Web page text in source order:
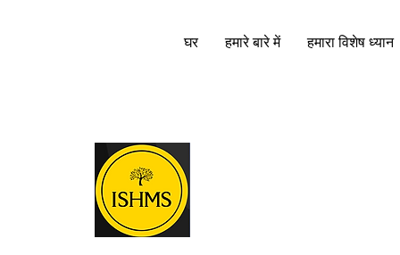
घर हमारे बारे में हमारा विशेष ध्यान